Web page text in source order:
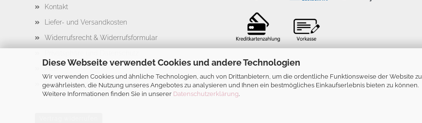
Diese Webseite verwendet Cookies und andere Technologien
Wir verwenden Cookies und ähnliche Technologien, auch von Drittanbietern, um die ordentliche Funktionsweise der Website zu
gewährleisten, die Nutzung unseres Angebotes zu analysieren und Ihnen ein bestmögliches Einkaufserlebnis bieten zu können.
Weitere Informationen finden Sie in unserer Datenschutzerklärung.
Kontakt
Liefer- und Versandkosten
Widerrufsrecht & Widerrufsformular
Cookie Einstellungen